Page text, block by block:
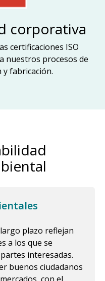
corporativa
certificaciones ISO
nuestros procesos de
fabricación.
plazo reflejan
a los que se
interesadas.
buenos ciudadanos